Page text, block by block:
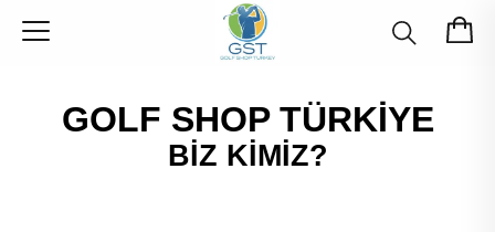
GOLF SHOP TÜRKİYE
BİZ KİMİZ?